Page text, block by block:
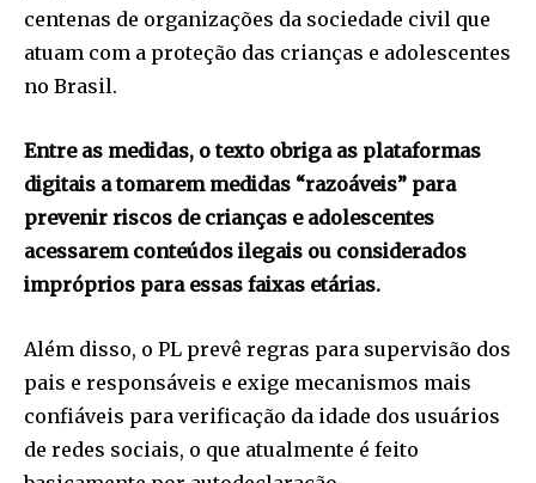
centenas de organizações da sociedade civil que
atuam com a proteção das crianças e adolescentes
no Brasil.
Entre as medidas, o texto obriga as plataformas
digitais a tomarem medidas “razoáveis” para
prevenir riscos de crianças e adolescentes
acessarem conteúdos ilegais ou considerados
impróprios para essas faixas etárias.
Além disso, o PL prevê regras para supervisão dos
pais e responsáveis e exige mecanismos mais
confiáveis para verificação da idade dos usuários
de redes sociais, o que atualmente é feito